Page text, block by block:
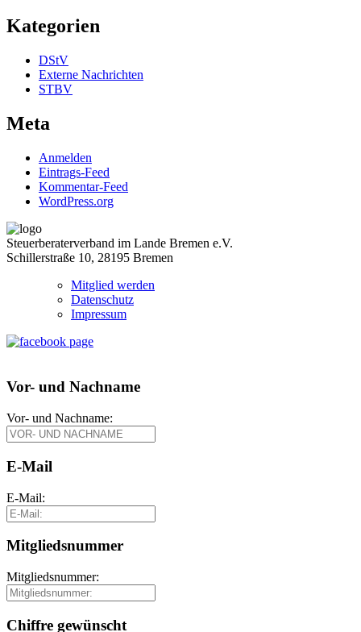
Kategorien
DStV
Externe Nachrichten
STBV
Meta
Anmelden
Eintrags-Feed
Kommentar-Feed
WordPress.org
Steuerberaterverband im Lande Bremen e.V.
Schillerstraße 10, 28195 Bremen
Mitglied werden
Datenschutz
Impressum
Vor- und Nachname
Vor- und Nachname:
E-Mail
E-Mail:
Mitgliedsnummer
Mitgliedsnummer:
Chiffre gewünscht